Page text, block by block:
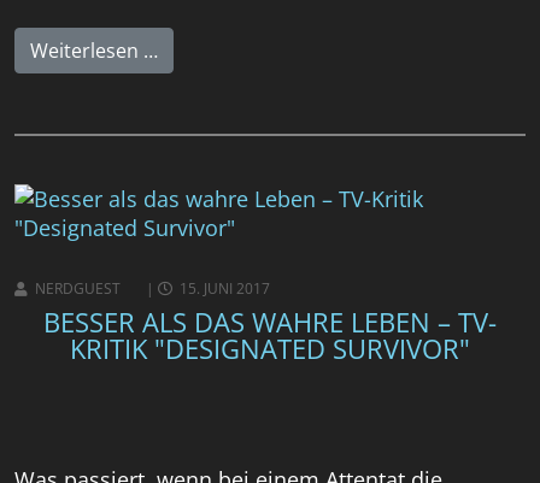
Weiterlesen …
NERDGUEST 15. JUNI 2017
BESSER ALS DAS WAHRE LEBEN – TV-
KRITIK "DESIGNATED SURVIVOR"